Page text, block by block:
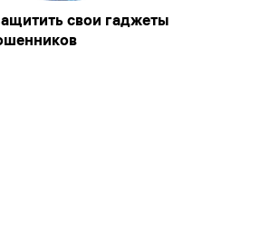
свои гаджеты